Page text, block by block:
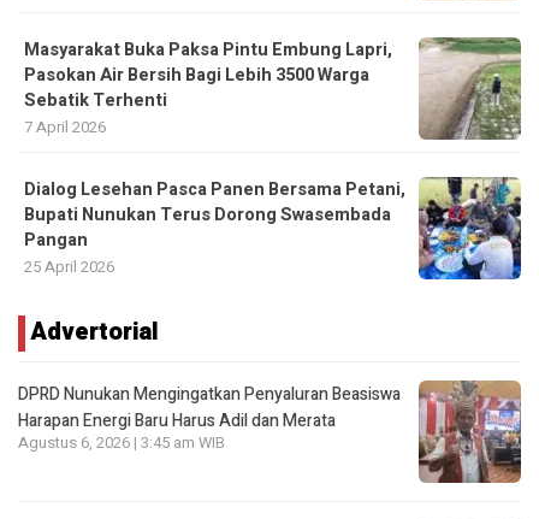
Masyarakat Buka Paksa Pintu Embung Lapri,
Pasokan Air Bersih Bagi Lebih 3500 Warga
Sebatik Terhenti
7 April 2026
Dialog Lesehan Pasca Panen Bersama Petani,
Bupati Nunukan Terus Dorong Swasembada
Pangan
25 April 2026
Advertorial
DPRD Nunukan Mengingatkan Penyaluran Beasiswa
Harapan Energi Baru Harus Adil dan Merata
Agustus 6, 2026 | 3:45 am WIB